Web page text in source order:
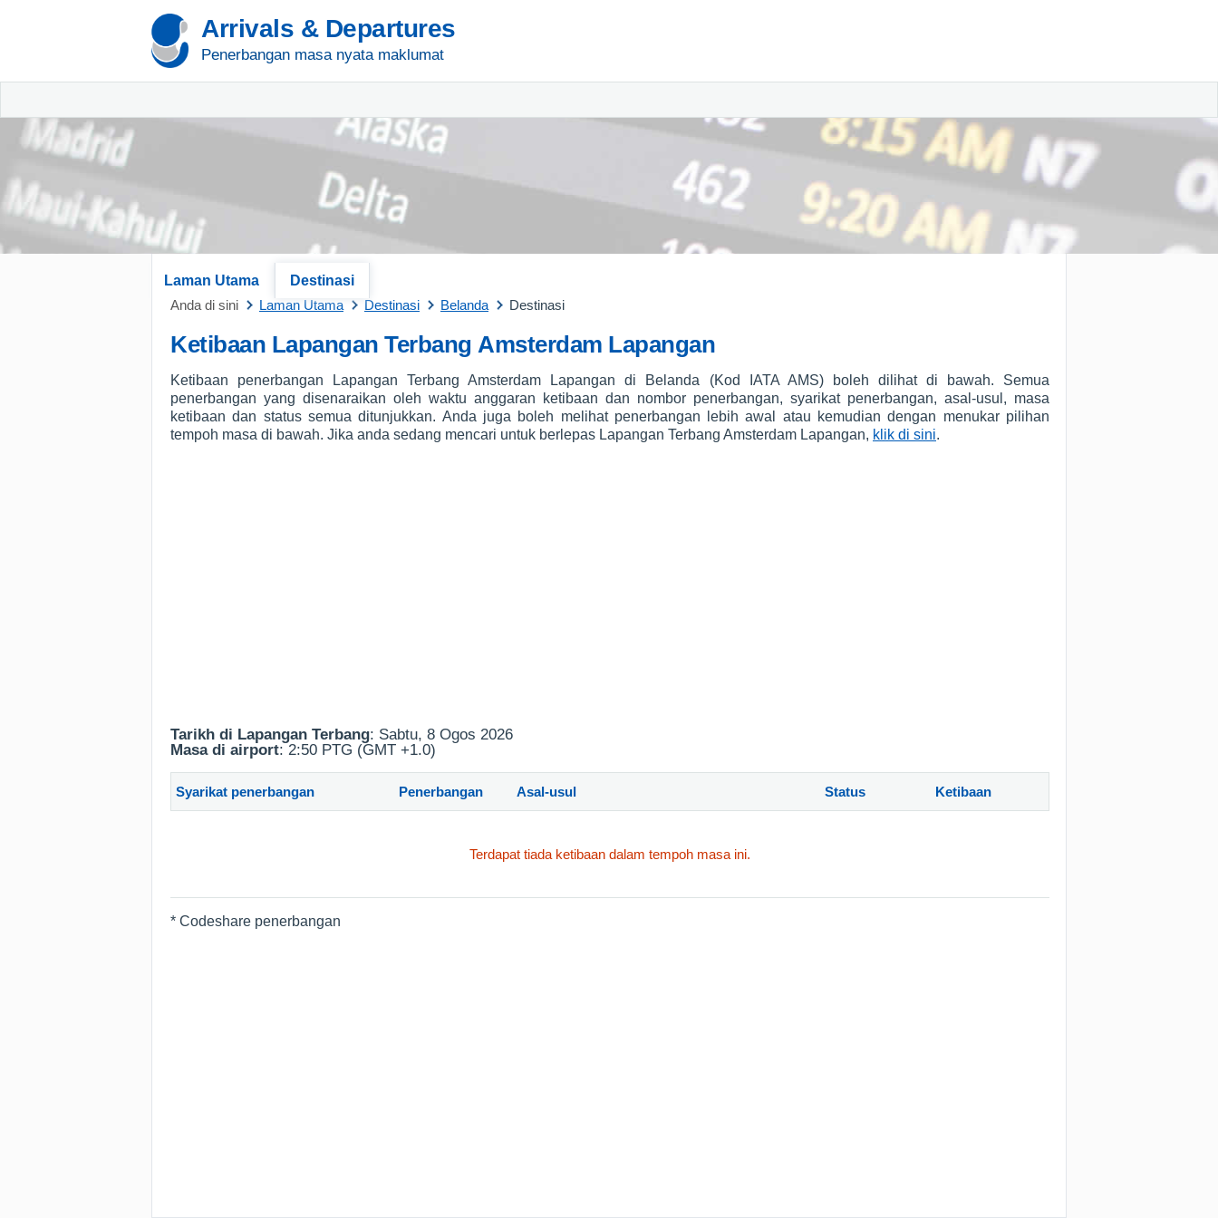
Arrivals & Departures
Penerbangan masa nyata maklumat
Laman Utama
Destinasi
Anda di sini
Laman Utama Destinasi Belanda Destinasi
Ketibaan Lapangan Terbang Amsterdam Lapangan
Ketibaan penerbangan Lapangan Terbang Amsterdam Lapangan di Belanda (Kod IATA AMS) boleh dilihat di bawah. Semua
penerbangan yang disenaraikan oleh waktu anggaran ketibaan dan nombor penerbangan, syarikat penerbangan, asal-usul, masa
ketibaan dan status semua ditunjukkan. Anda juga boleh melihat penerbangan lebih awal atau kemudian dengan menukar pilihan
tempoh masa di bawah. Jika anda sedang mencari untuk berlepas Lapangan Terbang Amsterdam Lapangan, klik di sini.
Tarikh di Lapangan Terbang: Sabtu, 8 Ogos 2026
Masa di airport: 2:50 PTG (GMT +1.0)
Syarikat penerbangan Penerbangan Asal-usul Status Ketibaan
Terdapat tiada ketibaan dalam tempoh masa ini.
* Codeshare penerbangan